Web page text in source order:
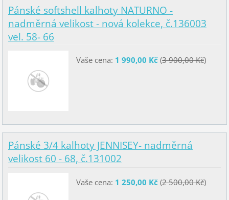
Pánské softshell kalhoty NATURNO -
nadměrná velikost - nová kolekce, č.136003
vel. 58- 66
Vaše cena: 1 990,00 Kč(3 900,00 Kč)
Pánské 3/4 kalhoty JENNISEY- nadměrná
velikost 60 - 68, č.131002
Vaše cena: 1 250,00 Kč(2 500,00 Kč)